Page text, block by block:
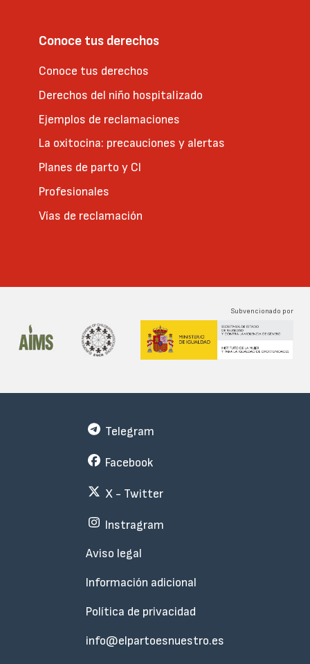
Conoce tus derechos
Conoce tus derechos
Derechos del niño hospitalizado
Ejemplos de reclamaciones
La oxitocina: precauciones y alertas
Planes de parto y CI
Profesionales
Vías de reclamación
Subvencionado por
Subfooter
Telegram
Facebook
X - Twitter
Instragram
Aviso legal
Información adicional
Política de privacidad
info@elpartoesnuestro.es